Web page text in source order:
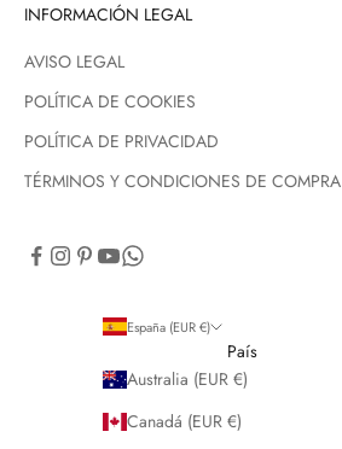
INFORMACIÓN LEGAL
AVISO LEGAL
POLÍTICA DE COOKIES
POLÍTICA DE PRIVACIDAD
TÉRMINOS Y CONDICIONES DE COMPRA
España (EUR €)
País
Australia (EUR €)
Canadá (EUR €)